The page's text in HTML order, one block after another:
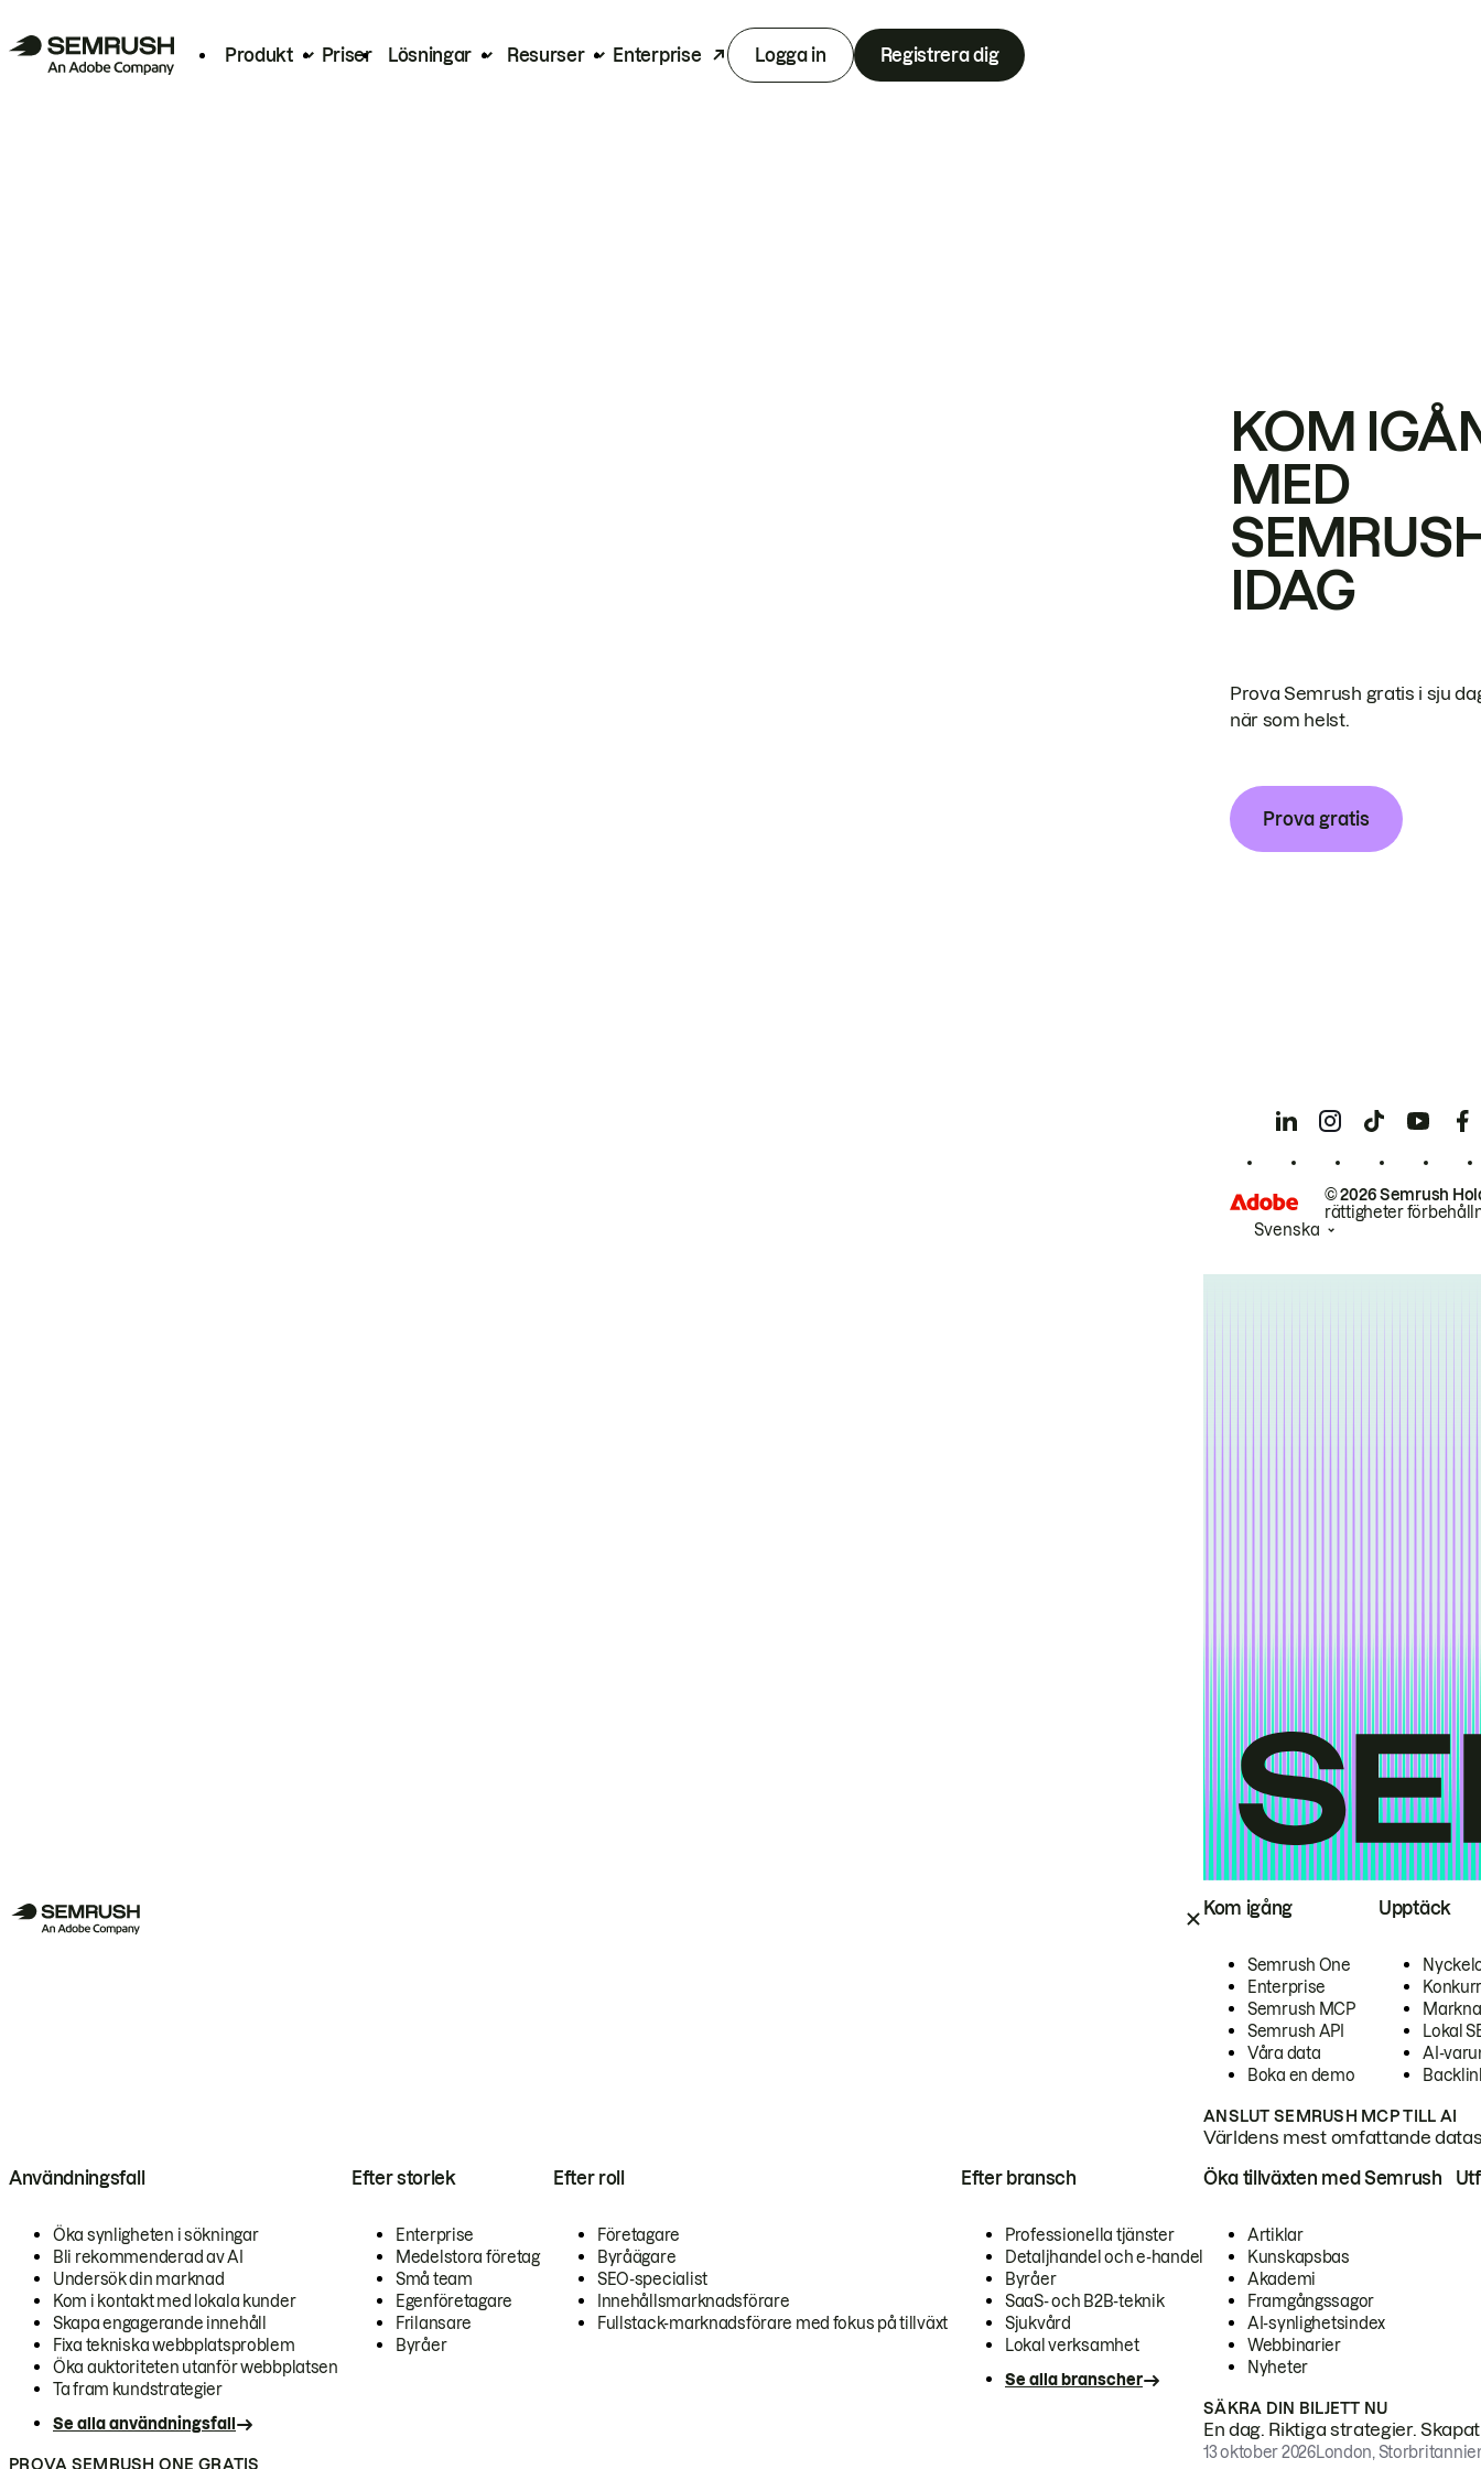
Produkt Priser Lösningar Resurser Enterprise Logga in Registrera dig
Kom igång
Semrush One
Enterprise
Semrush MCP
Semrush API
Våra data
Boka en demo
Upptäck
Lokal
AI-
ANSLUT SEMRUSH MCP TILL AI
Världens mest omfattande
Användningsfall
Öka synligheten i sökningar
Bli rekommenderad av AI
Undersök din marknad
Kom i kontakt med lokala kunder
Skapa engagerande innehåll
Fixa tekniska webbplatsproblem
Öka auktoriteten utanför webbplatsen
Ta fram kundstrategier
Se alla användningsfall
Efter storlek
Enterprise
Medelstora företag
Små team
Egenföretagare
Frilansare
Byråer
Efter roll
Företagare
Byråägare
SEO-specialist
Innehållsmarknadsförare
Fullstack-marknadsförare med fokus på tillväxt
Efter bransch
Professionella tjänster
Detaljhandel och e-handel
Byråer
SaaS- och B2B-teknik
Sjukvård
Lokal verksamhet
Se alla branscher
PROVA SEMRUSH ONE GRATIS
Öka tillväxten med Semrush
Artiklar
Kunskapsbas
Akademi
Framgångssagor
AI-synlighetsindex
Webbinarier
Nyheter
SÄKRA DIN BILJETT NU
En dag. Riktiga strategier.
13 oktober 2026London,
KOM
MED
IDAG
Prova Semrush gratis i sju
när som helst.
Prova gratis
© 2026 Semrush
rättigheter
Svenska